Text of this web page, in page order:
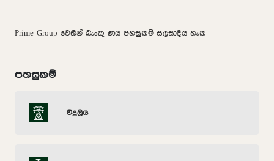
Prime Group වෙතින් බැංකු ණය පහසුකම් සලසාදිය හැක
පහසුකම්
විදුලිය